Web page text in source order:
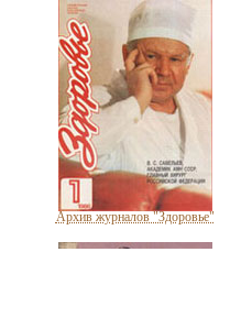
Архив журналов "Здоровье"